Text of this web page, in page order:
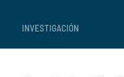
INVESTIGACIÓN